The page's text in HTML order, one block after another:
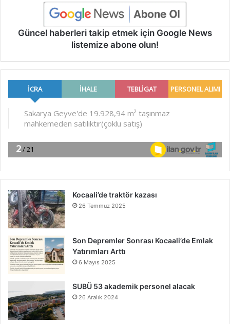
Güncel haberleri takip etmek için Google News
listemize abone olun!
Kocaali’de traktör kazası
26 Temmuz 2025
Son Depremler Sonrası Kocaali’de Emlak
Yatırımları Arttı
6 Mayıs 2025
SUBÜ 53 akademik personel alacak
26 Aralık 2024